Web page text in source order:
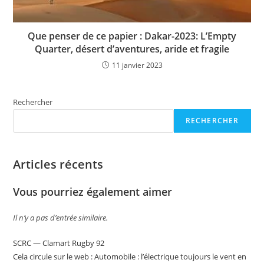
Que penser de ce papier : Dakar-2023: L’Empty
Quarter, désert d’aventures, aride et fragile
11 janvier 2023
Rechercher
RECHERCHER
Articles récents
Vous pourriez également aimer
Il n’y a pas d’entrée similaire.
SCRC — Clamart Rugby 92
Cela circule sur le web : Automobile : l’électrique toujours le vent en